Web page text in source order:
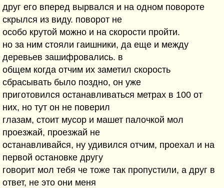
друг его вперед вырвался и на одном повороте
скрылся из виду. поворот не
особо крутой можно и на скорости пройти.
но за ним стояли гаишники, да еще и между
деревьев зашифровались. в
общем когда отчим их заметил скорость
сбрасывать было поздно, он уже
приготовился останавливаться метрах в 100 от
них, но тут он не поверил
глазам, стоит мусор и машет палочкой мол
проезжай, проезжай не
останавливайся, ну удивился отчим, проехал и на
первой остановке другу
говорит мол тебя че тоже так пропустили, а друг в
ответ, не это они меня